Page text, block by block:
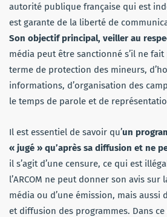
autorité publique française qui est
est garante de la liberté de
Son objectif principal, veiller au
média peut être sanctionné s’il ne fait
terme de protection des mineurs,
informations, d’organisation des
le temps de parole et de
Il est essentiel de savoir qu’un
« jugé » qu’après sa diffusion et ne
il s’agit d’une censure, ce qui est
l’ARCOM ne peut donner son avis sur
média ou d’une émission, mais aussi
et diffusion des programmes. Dans